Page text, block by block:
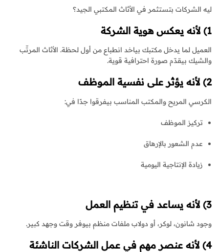
ليه الشركات بتستثمر في الأثاث المكتبي الجيد؟
1) لأنه يعكس هوية الشركة
العميل لما يدخل مكتبك بياخد انطباع من أول لحظة. الأثاث المرتّب
والشيك بيقدّم صورة احترافية قوية.
2) لأنه يؤثر على نفسية الموظف
الكرسي المريح والمكتب المناسب بيفرقوا جدًا في:
تركيز الموظف
عدم الشعور بالإرهاق
زيادة الإنتاجية اليومية
3) لأنه يساعد في تنظيم العمل
وجود شانون، لوكر، أو دولاب ملفات منظم بيوفر وقت وجهد كبير.
4) لأنه عنصر مهم في عمل الشركات الناشئة